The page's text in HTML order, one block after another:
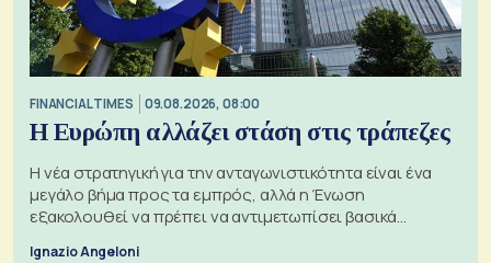
FINANCIAL TIMES 09.08.2026, 08:00
Η Ευρώπη αλλάζει στάση στις τράπεζες
Η νέα στρατηγική για την ανταγωνιστικότητα είναι ένα
μεγάλο βήμα προς τα εμπρός, αλλά η Ένωση
εξακολουθεί να πρέπει να αντιμετωπίσει βασικά
Ignazio Angeloni